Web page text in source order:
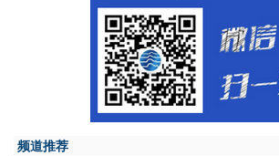
频道推荐